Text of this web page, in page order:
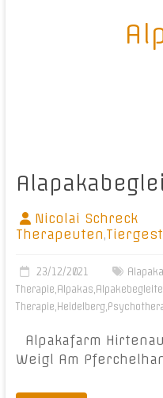
Nicolai Schreck
Therapeuten,
23/12/2021
Therapie,Alpakas,
Therapie, Heidelberg,
Alpakafarm
Weigl Am